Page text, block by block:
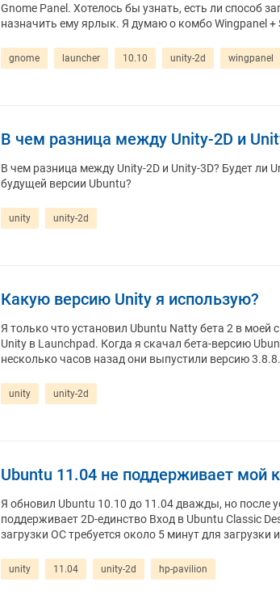
Gnome Panel. Хотелось бы узнать, есть ли способ
назначить ему ярлык. Я думаю о комбо Wingpanel +
gnome launcher 10.10 unity-2d wingpanel
В чем разница между Unity-2D и
В чем разница между Unity-2D и Unity-3D? Будет ли
будущей версии Ubuntu?
unity unity-2d
Какую версию Unity я использую?
Я только что установил Ubuntu Natty бета 2 в моей
Unity в Launchpad. Когда я скачал бета-версию
несколько часов назад они выпустили версию
unity unity-2d
Ubuntu 11.04 не поддерживает мой
Я обновил Ubuntu 10.10 до 11.04 дважды, но после
поддерживает 2D-единство Вход в Ubuntu Classic
загрузки ОС требуется около 5 минут для загрузки
unity 11.04 unity-2d hp-pavilion